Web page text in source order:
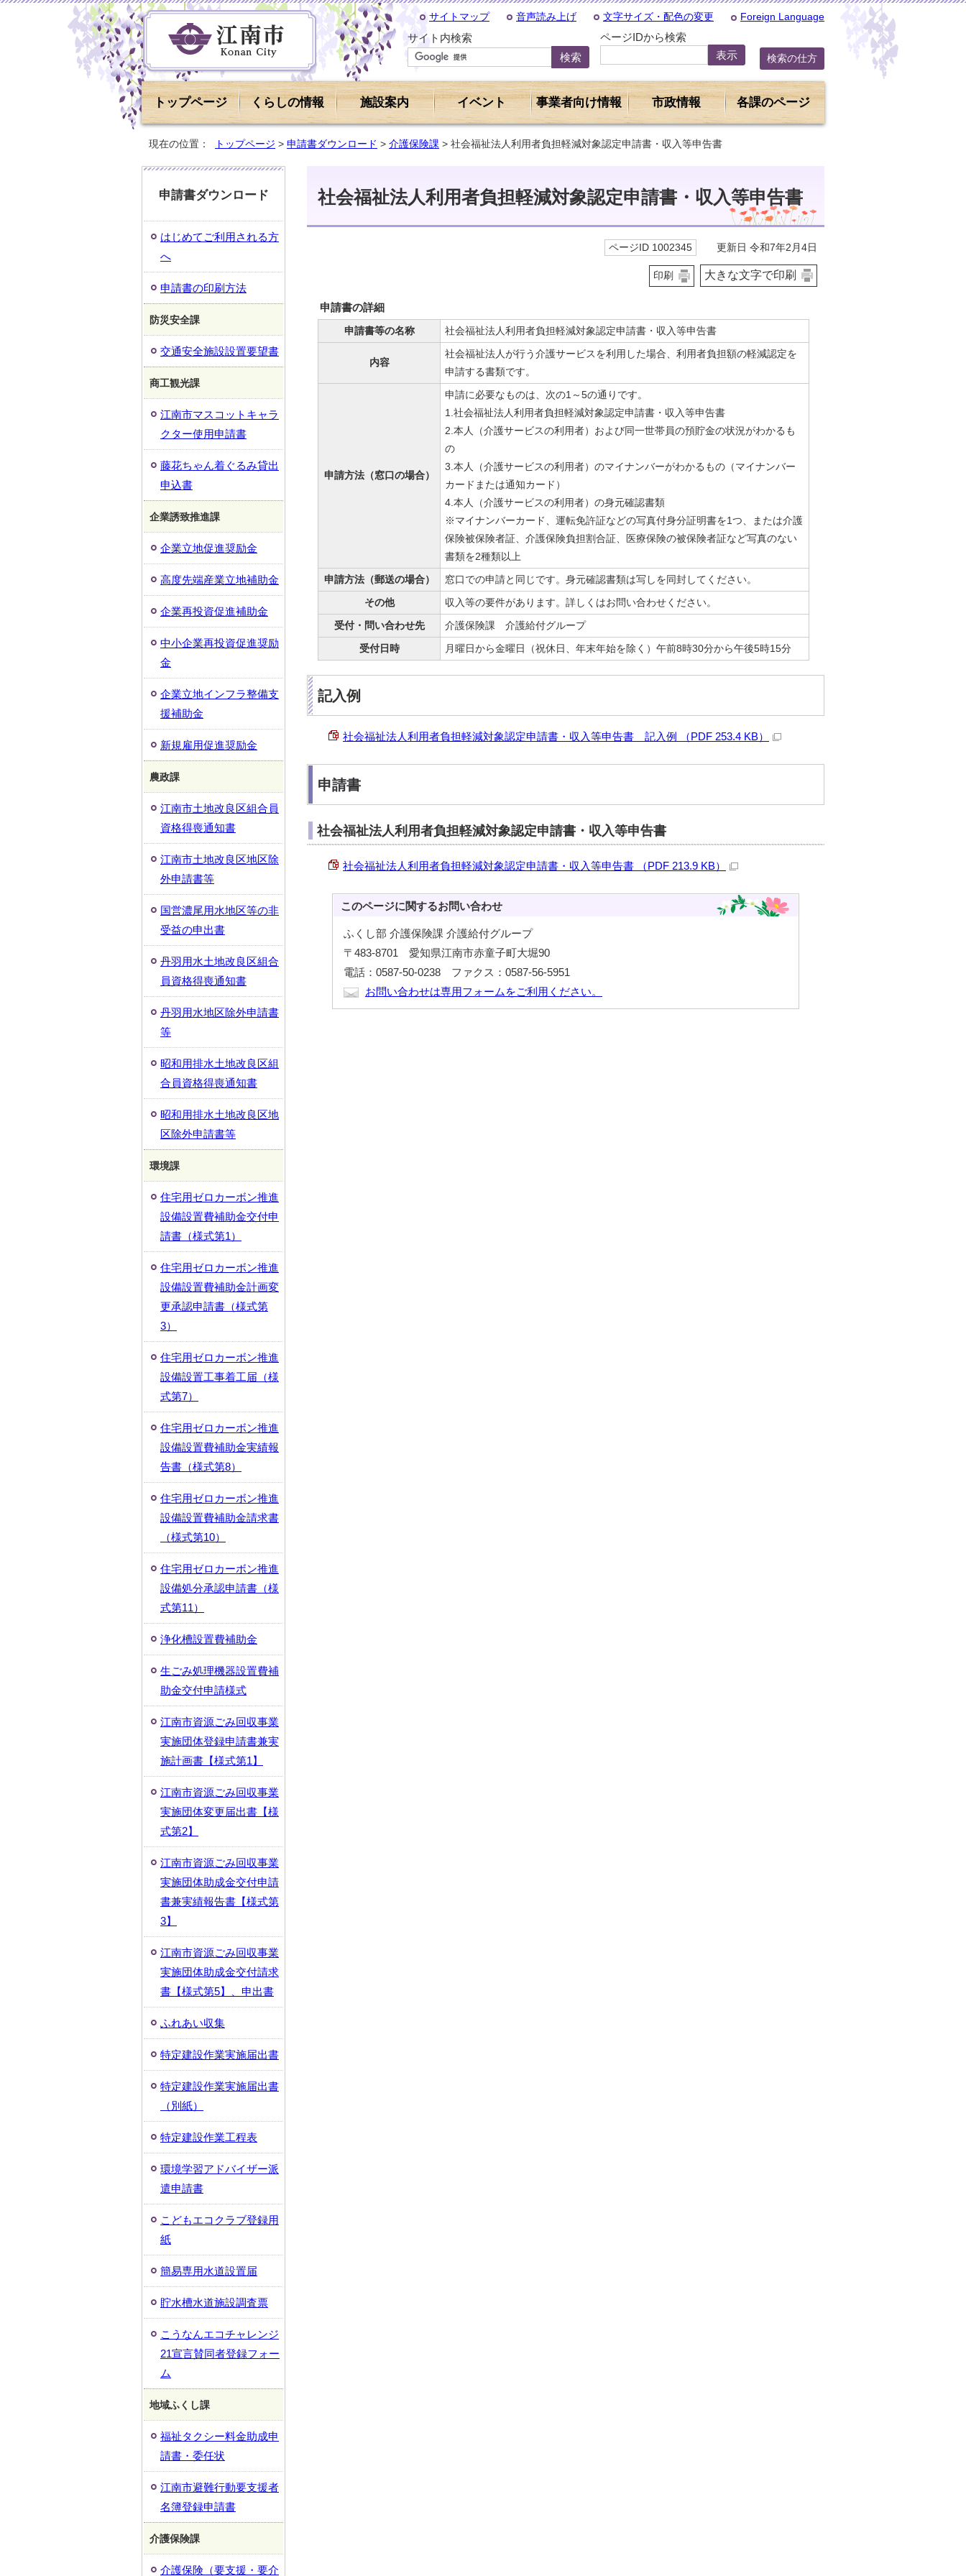
サイトマップ 音声読み上げ 文字サイズ・配色の変更 Foreign Language
サイト内検索 ページIDから検索
検索の仕方
トップページ くらしの情報 施設案内 イベント 事業者向け情報 市政情報 各課のページ
現在の位置： トップページ > 申請書ダウンロード > 介護保険課 > 社会福祉法人利用者負担軽減対象認定申請書・収入等申告書
社会福祉法人利用者負担軽減対象認定申請書・収入等申告書
ページID 1002345 更新日 令和7年2月4日
印刷 大きな文字で印刷
申請書の詳細
申請書等の名称 社会福祉法人利用者負担軽減対象認定申請書・収入等申告書
内容
社会福祉法人が行う介護サービスを利用した場合、利用者負担額の軽減認定を
申請する書類です。
申請方法（窓口の場合）
申請に必要なものは、次の1～5の通りです。
1.社会福祉法人利用者負担軽減対象認定申請書・収入等申告書
2.本人（介護サービスの利用者）および同一世帯員の預貯金の状況がわかるも
の
3.本人（介護サービスの利用者）のマイナンバーがわかるもの（マイナンバー
カードまたは通知カード）
4.本人（介護サービスの利用者）の身元確認書類
※マイナンバーカード、運転免許証などの写真付身分証明書を1つ、または介護
保険被保険者証、介護保険負担割合証、医療保険の被保険者証など写真のない
書類を2種類以上
申請方法（郵送の場合）
窓口での申請と同じです。身元確認書類は写しを同封してください。
その他
収入等の要件があります。詳しくはお問い合わせください。
受付・問い合わせ先
介護保険課 介護給付グループ
受付日時
月曜日から金曜日（祝休日、年末年始を除く）午前8時30分から午後5時15分
記入例
社会福祉法人利用者負担軽減対象認定申請書・収入等申告書 記入例 （PDF 253.4 KB）
申請書
社会福祉法人利用者負担軽減対象認定申請書・収入等申告書
社会福祉法人利用者負担軽減対象認定申請書・収入等申告書 （PDF 213.9 KB）
このページに関するお問い合わせ
ふくし部 介護保険課 介護給付グループ
〒483-8701 愛知県江南市赤童子町大堀90
電話：0587-50-0238 ファクス：0587-56-5951
お問い合わせは専用フォームをご利用ください。
申請書ダウンロード
はじめてご利用される方
へ
申請書の印刷方法
防災安全課
交通安全施設設置要望書
商工観光課
江南市マスコットキャラ
クター使用申請書
藤花ちゃん着ぐるみ貸出
申込書
企業誘致推進課
企業立地促進奨励金
高度先端産業立地補助金
企業再投資促進補助金
中小企業再投資促進奨励
金
企業立地インフラ整備支
援補助金
新規雇用促進奨励金
農政課
江南市土地改良区組合員
資格得喪通知書
江南市土地改良区地区除
外申請書等
国営濃尾用水地区等の非
受益の申出書
丹羽用水土地改良区組合
員資格得喪通知書
丹羽用水地区除外申請書
等
昭和用排水土地改良区組
合員資格得喪通知書
昭和用排水土地改良区地
区除外申請書等
環境課
住宅用ゼロカーボン推進
設備設置費補助金交付申
請書（様式第1）
住宅用ゼロカーボン推進
設備設置費補助金計画変
更承認申請書（様式第
3）
住宅用ゼロカーボン推進
設備設置工事着工届（様
式第7）
住宅用ゼロカーボン推進
設備設置費補助金実績報
告書（様式第8）
住宅用ゼロカーボン推進
設備設置費補助金請求書
（様式第10）
住宅用ゼロカーボン推進
設備処分承認申請書（様
式第11）
浄化槽設置費補助金
生ごみ処理機器設置費補
助金交付申請様式
江南市資源ごみ回収事業
実施団体登録申請書兼実
施計画書【様式第1】
江南市資源ごみ回収事業
実施団体変更届出書【様
式第2】
江南市資源ごみ回収事業
実施団体助成金交付申請
書兼実績報告書【様式第
3】
江南市資源ごみ回収事業
実施団体助成金交付請求
書【様式第5】、申出書
ふれあい収集
特定建設作業実施届出書
特定建設作業実施届出書
（別紙）
特定建設作業工程表
環境学習アドバイザー派
遣申請書
こどもエコクラブ登録用
紙
簡易専用水道設置届
貯水槽水道施設調査票
こうなんエコチャレンジ
21宣言賛同者登録フォー
ム
地域ふくし課
福祉タクシー料金助成申
請書・委任状
江南市避難行動要支援者
名簿登録申請書
介護保険課
介護保険（要支援・要介